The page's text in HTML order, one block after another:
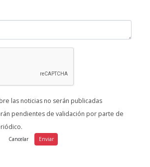
las noticias no serán publicadas
pendientes de validación por parte de